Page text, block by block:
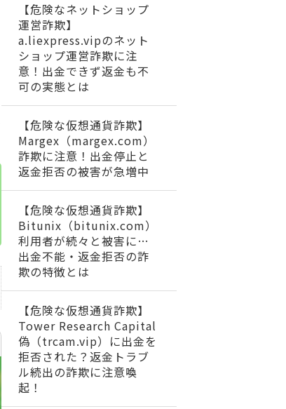
【危険なネットショップ
運営詐欺】
a.liexpress.vipのネット
ショップ運営詐欺に注
意！出金できず返金も不
可の実態とは
【危険な仮想通貨詐欺】
Margex（margex.com）
詐欺に注意！出金停止と
返金拒否の被害が急増中
【危険な仮想通貨詐欺】
Bitunix（bitunix.com）
利用者が続々と被害に…
出金不能・返金拒否の詐
欺の特徴とは
【危険な仮想通貨詐欺】
Tower Research Capital
偽（trcam.vip）に出金を
拒否された？返金トラブ
ル続出の詐欺に注意喚
起！